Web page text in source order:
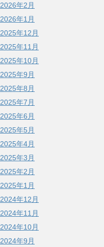
2026年2月
2026年1月
2025年12月
2025年11月
2025年10月
2025年9月
2025年8月
2025年7月
2025年6月
2025年5月
2025年4月
2025年3月
2025年2月
2025年1月
2024年12月
2024年11月
2024年10月
2024年9月